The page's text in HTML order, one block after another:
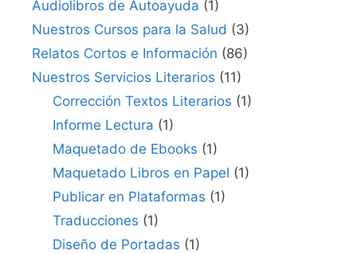
Audiolibros de Autoayuda (1)
Nuestros Cursos para la Salud (3)
Relatos Cortos e Información (86)
Nuestros Servicios Literarios (11)
Corrección Textos Literarios (1)
Informe Lectura (1)
Maquetado de Ebooks (1)
Maquetado Libros en Papel (1)
Publicar en Plataformas (1)
Traducciones (1)
Diseño de Portadas (1)